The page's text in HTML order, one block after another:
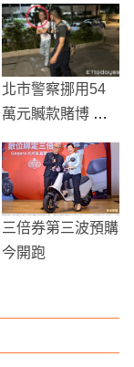
北市警察挪用54
萬元贓款賭博 警
三倍券第三波預購
今開跑